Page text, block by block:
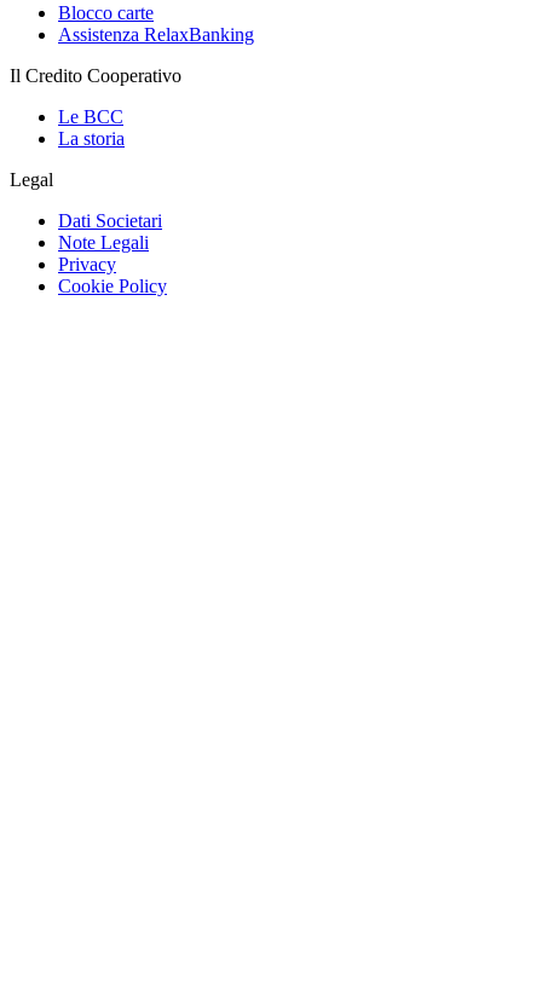
Blocco carte
Assistenza RelaxBanking
Il Credito Cooperativo
Le BCC
La storia
Legal
Dati Societari
Note Legali
Privacy
Cookie Policy